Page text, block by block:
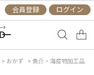
会員登録 ログイン
> おかず > 魚介・海産物加工品